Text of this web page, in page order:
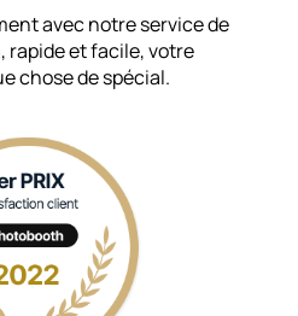
avec notre service de
rapide et facile, votre
chose de spécial.